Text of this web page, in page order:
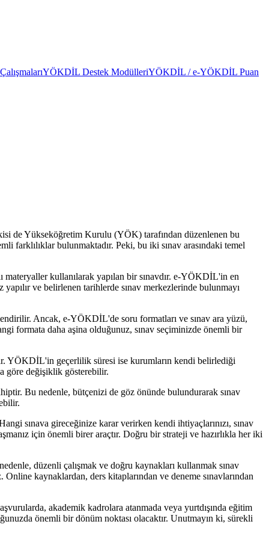
YÖKDİL Destek ModülleriYÖKDİL / e-YÖKDİL Puan
de Yükseköğretim Kurulu (YÖK) tarafından düzenlenen bu
farklılıklar bulunmaktadır. Peki, bu iki sınav arasındaki temel
kullanılarak yapılan bir sınavdır. e-YÖKDİL'in en
ve belirlenen tarihlerde sınav merkezlerinde bulunmayı
Ancak, e-YÖKDİL'de soru formatları ve sınav ara yüzü,
formata daha aşina olduğunuz, sınav seçiminizde önemli bir
YÖKDİL'in geçerlilik süresi ise kurumların kendi belirlediği
göre değişiklik gösterebilir.
Bu nedenle, bütçenizi de göz önünde bulundurarak sınav
sınava gireceğinize karar verirken kendi ihtiyaçlarınızı, sınav
için önemli birer araçtır. Doğru bir strateji ve hazırlıkla her iki
düzenli çalışmak ve doğru kaynakları kullanmak sınav
kaynaklardan, ders kitaplarından ve deneme sınavlarından
akademik kadrolara atanmada veya yurtdışında eğitim
önemli bir dönüm noktası olacaktır. Unutmayın ki, sürekli